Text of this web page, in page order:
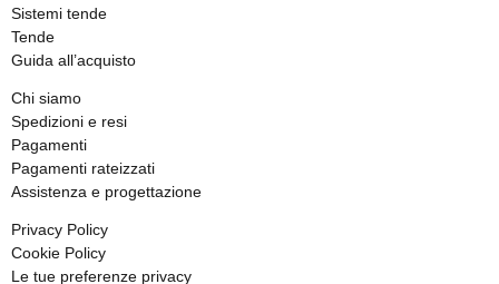
Sistemi tende
Tende
Guida all’acquisto
Chi siamo
Spedizioni e resi
Pagamenti
Pagamenti rateizzati
Assistenza e progettazione
Privacy Policy
Cookie Policy
Le tue preferenze privacy